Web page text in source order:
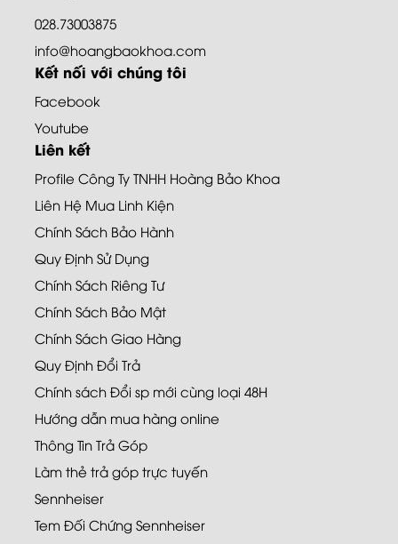
028.73003875
info@hoangbaokhoa.com
Kết nối với chúng tôi
Facebook
Youtube
Liên kết
Profile Công Ty TNHH Hoàng Bảo Khoa
Liên Hệ Mua Linh Kiện
Chính Sách Bảo Hành
Quy Định Sử Dụng
Chính Sách Riêng Tư
Chính Sách Bảo Mật
Chính Sách Giao Hàng
Quy Định Đổi Trả
Chính sách Đổi sp mới cùng loại 48H
Hướng dẫn mua hàng online
Thông Tin Trả Góp
Làm thẻ trả góp trực tuyến
Sennheiser
Tem Đối Chứng Sennheiser